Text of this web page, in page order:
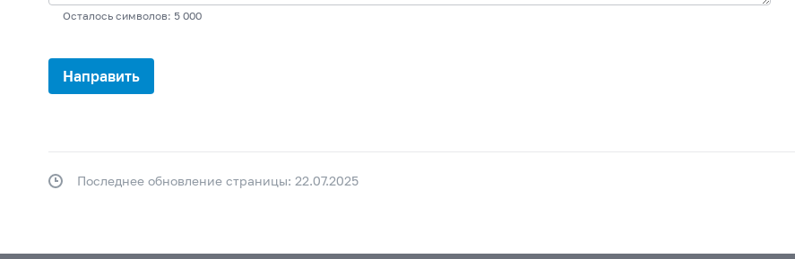
Осталось символов: 5 000
Последнее обновление страницы: 22.07.2025